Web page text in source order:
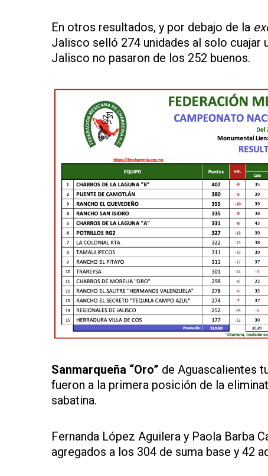
En otros resultados, y por debajo de la
Jalisco selló 274 unidades al solo cuajar
Jalisco no pasaron de los 252 buenos.
Sanmarqueña “Oro” de Aguascalientes
fueron a la primera posición de la
sabatina.
Fernanda López Aguilera y Paola Barba
agregados a los 304 de suma base y 42